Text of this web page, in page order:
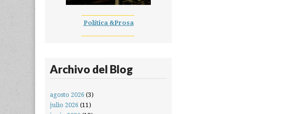
Política &Prosa
Archivo del Blog
agosto 2026 (3)
julio 2026 (11)